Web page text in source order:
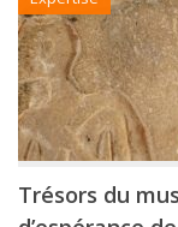
Trésors du